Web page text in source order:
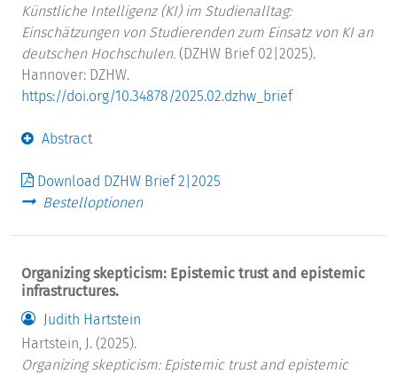
Künstliche Intelligenz (KI) im Studienalltag:
Einschätzungen von Studierenden zum Einsatz von KI an
deutschen Hochschulen. (DZHW Brief 02|2025).
Hannover: DZHW.
https://doi.org/10.34878/2025.02.dzhw_brief
Abstract
Download DZHW Brief 2|2025
Bestelloptionen
Organizing skepticism: Epistemic trust and epistemic
infrastructures.
Judith Hartstein
Hartstein, J. (2025).
Organizing skepticism: Epistemic trust and epistemic